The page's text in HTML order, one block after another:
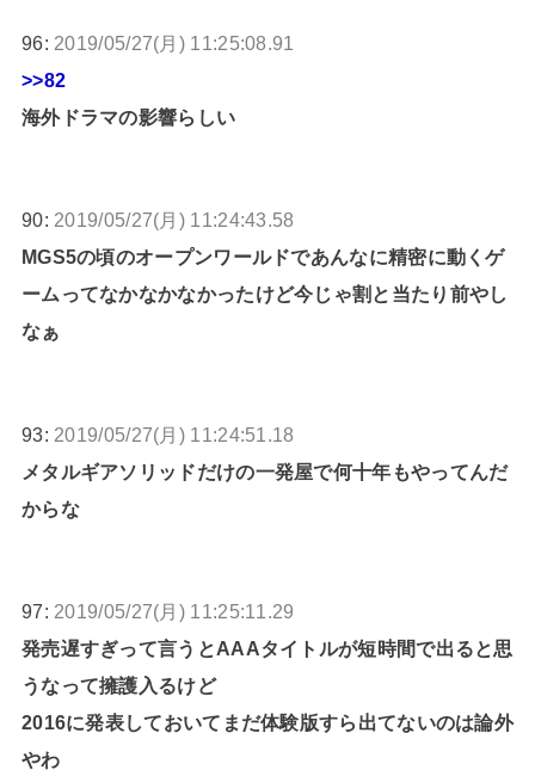
96: 2019/05/27(月) 11:25:08.91
>>82
海外ドラマの影響らしい
90: 2019/05/27(月) 11:24:43.58
MGS5の頃のオープンワールドであんなに精密に動くゲ
ームってなかなかなかったけど今じゃ割と当たり前やし
なぁ
93: 2019/05/27(月) 11:24:51.18
メタルギアソリッドだけの一発屋で何十年もやってんだ
からな
97: 2019/05/27(月) 11:25:11.29
発売遅すぎって言うとAAAタイトルが短時間で出ると思
うなって擁護入るけど
2016に発表しておいてまだ体験版すら出てないのは論外
やわ